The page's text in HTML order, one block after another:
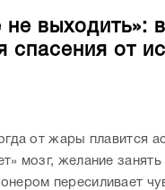
выходить»:
спасения от
от жары плавится
мозг, желание
пересиливает